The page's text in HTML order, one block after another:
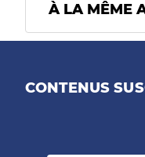
À LA MÊME
CONTENUS